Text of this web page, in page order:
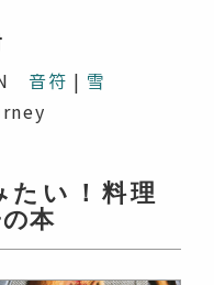
音符 | 雪
たい！料理
本